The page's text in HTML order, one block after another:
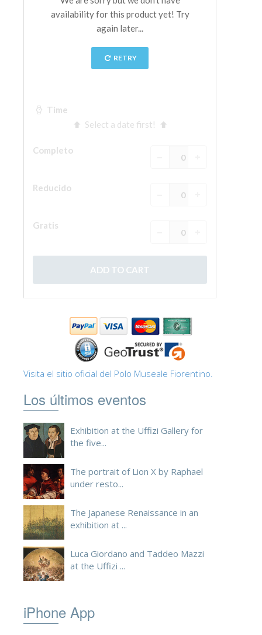
Visita el sitio oficial del Polo Museale Fiorentino.
Los últimos eventos
Exhibition at the Uffizi Gallery for
the five...
The portrait of Lion X by Raphael
under resto...
The Japanese Renaissance in an
exhibition at ...
Luca Giordano and Taddeo Mazzi
at the Uffizi ...
iPhone App